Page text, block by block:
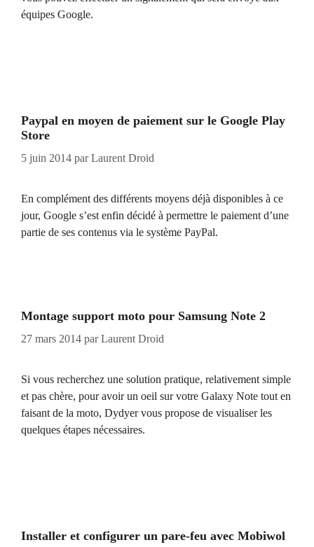
équipes Google.
Paypal en moyen de paiement sur le Google Play
Store
5 juin 2014 parLaurent Droid
En complément des différents moyens déjà disponibles à ce
jour, Google s’est enfin décidé à permettre le paiement d’une
partie de ses contenus via le système PayPal.
Montage support moto pour Samsung Note 2
27 mars 2014 parLaurent Droid
Si vous recherchez une solution pratique, relativement simple
et pas chère, pour avoir un oeil sur votre Galaxy Note tout en
faisant de la moto, Dydyer vous propose de visualiser les
quelques étapes nécessaires.
Installer et configurer un pare-feu avec Mobiwol